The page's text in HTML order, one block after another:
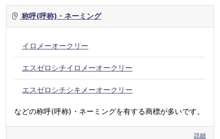
称呼(呼称)・ネーミング
イロメーオークリー
エスゼロシチイロメーオークリー
エスゼロシチシキメーオークリー
などの称呼(呼称)・ネーミングを有する商標が多いです。
詳細